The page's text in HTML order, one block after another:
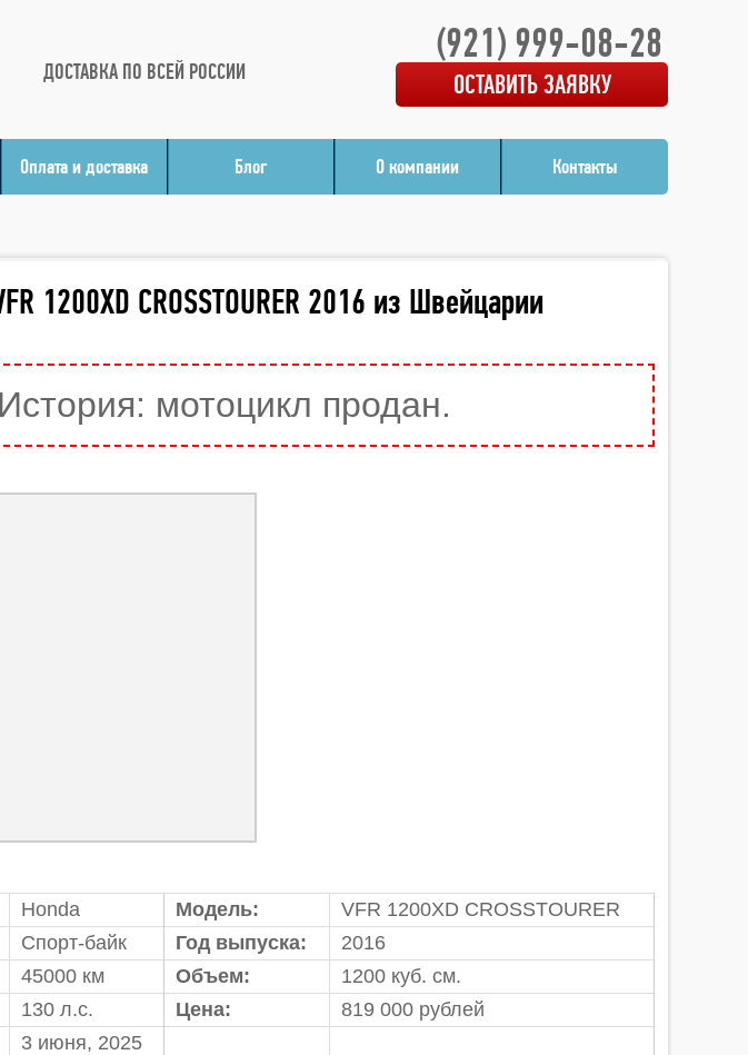
ДОСТАВКА ПО ВСЕЙ РОССИИ
(921) 999-08-28
ОСТАВИТЬ ЗАЯВКУ
Оплата и доставка Блог О компании Контакты
1200XD CROSSTOURER 2016 из Швейцарии
История: мотоцикл продан.
Honda Модель:
VFR 1200XD CROSSTOURER
Спорт-байк Год выпуска:
2016
45000 км Объем:
1200 куб. см.
130 л.с. Цена: 819 000 рублей
3 июня, 2025